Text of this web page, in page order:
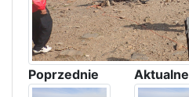
Poprzednie Aktualne